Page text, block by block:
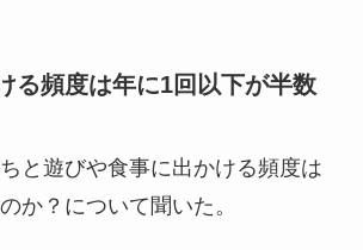
る頻度は年に1回以下が半数
と遊びや食事に出かける頻度は
か？について聞いた。